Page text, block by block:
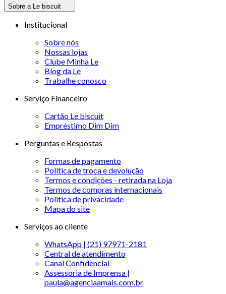
Sobre a Le biscuit
Institucional
Sobre nós
Nossas lojas
Clube Minha Le
Blog da Le
Trabalhe conosco
Serviço Financeiro
Cartão Le biscuit
Empréstimo Dim Dim
Perguntas e Respostas
Formas de pagamento
Política de troca e devolução
Termos e condições - retirada na Loja
Termos de compras internacionais
Politica de privacidade
Mapa do site
Serviços ao cliente
WhatsApp | (21) 97971-2181
Central de atendimento
Canal Confidencial
Assessoria de Imprensa |
paula@agenciaamais.com.br